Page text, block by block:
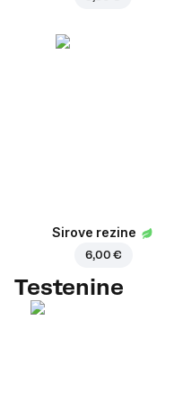
Sirove rezine
6,00 €
Testenine